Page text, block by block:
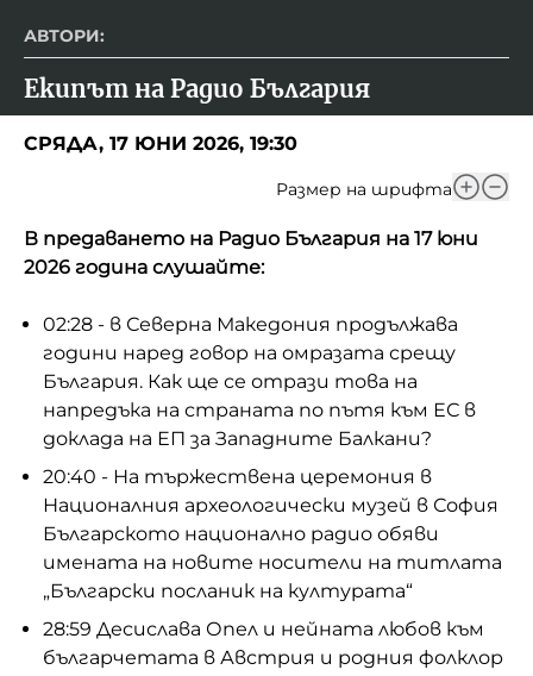
АВТОРИ:
Екипът на Радио България
СРЯДА, 17 ЮНИ 2026, 19:30
Размер на шрифта
В предаването на Радио България на 17 юни
2026 година слушайте:
02:28 - в Северна Македония продължава
години наред говор на омразата срещу
България. Как ще се отрази това на
напредъка на страната по пътя към ЕС в
доклада на ЕП за Западните Балкани?
20:40 - На тържествена церемония в
Националния археологически музей в София
Българското национално радио обяви
имената на новите носители на титлата
„Български посланик на културата“
28:59 Десислава Опел и нейната любов към
българчетата в Австрия и родния фолклор